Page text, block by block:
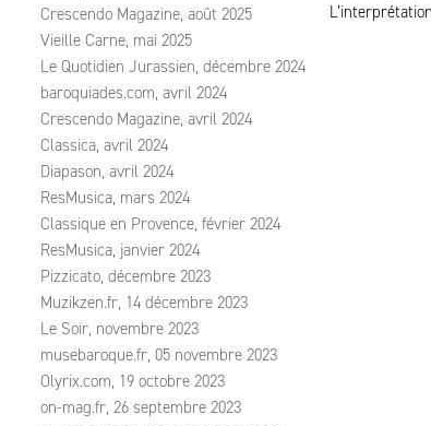
Crescendo Magazine, août 2025
Vieille Carne, mai 2025
Le Quotidien Jurassien, décembre 2024
baroquiades.com, avril 2024
Crescendo Magazine, avril 2024
Classica, avril 2024
Diapason, avril 2024
ResMusica, mars 2024
Classique en Provence, février 2024
ResMusica, janvier 2024
Pizzicato, décembre 2023
Muzikzen.fr, 14 décembre 2023
Le Soir, novembre 2023
musebaroque.fr, 05 novembre 2023
Olyrix.com, 19 octobre 2023
on-mag.fr, 26 septembre 2023